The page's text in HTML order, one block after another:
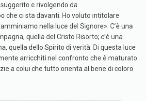
e rivolgendo da
che ci sta davanti. Ho voluto intitolare
nella luce del Signore». C’è una
quella del Cristo Risorto; c’è una
quella dello Spirito di verità. Di questa luce
arricchiti nel confronto che è maturato
a colui che tutto orienta al bene di coloro